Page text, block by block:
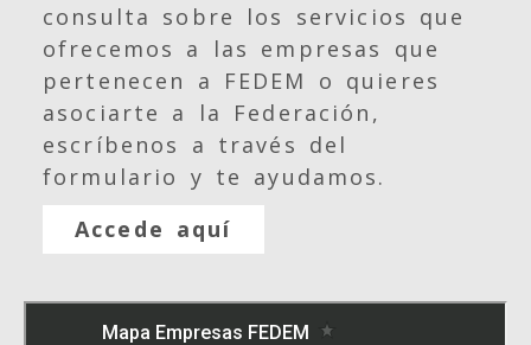
consulta sobre los servicios que
ofrecemos a las empresas que
pertenecen a FEDEM o quieres
asociarte a la Federación,
escríbenos a través del
formulario y te ayudamos.
Accede aquí